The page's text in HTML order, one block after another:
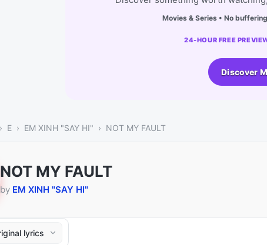
Movies & Series • No
24-HOUR FREE
Discover
E EM XINH "SAY HI" NOT MY FAULT
NOT MY FAULT
by EM XINH "SAY HI"